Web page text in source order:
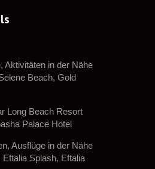
Aktivitäten in der Nähe
Beach, Gold
Long Beach Resort
Palace Hotel
Ausflüge in der Nähe
Splash, Eftalia